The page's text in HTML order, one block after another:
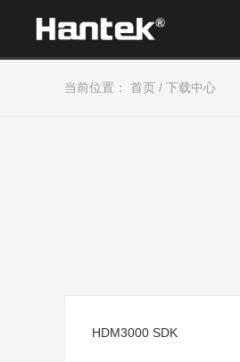
当前位置： 首页 / 下载中心
HDM3000 SDK